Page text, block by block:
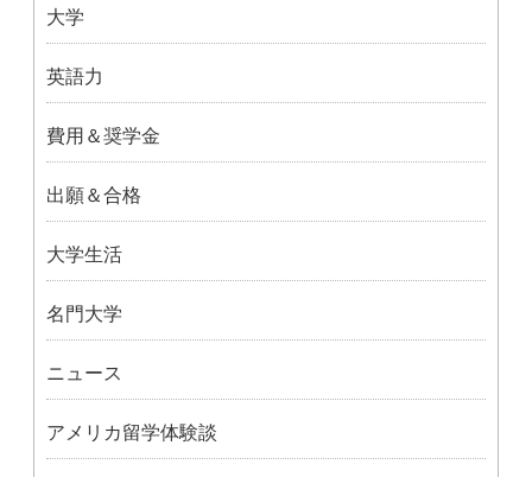
大学
英語力
費用＆奨学金
出願＆合格
大学生活
名門大学
ニュース
アメリカ留学体験談